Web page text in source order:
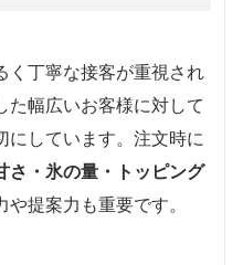
く丁寧な接客が重視され
た幅広いお客様に対して
にしています。注文時に
さ・氷の量・トッピング
提案力も重要です。